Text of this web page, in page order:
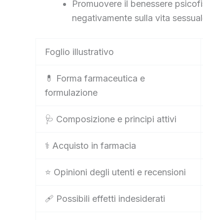
Promuovere il benessere
negativamente sulla vita
Foglio illustrativo
💊 Forma farmaceutica e
formulazione
🩺 Composizione e principi attivi
⚕️ Acquisto in farmacia
⭐ Opinioni degli utenti e recensioni
🩹 Possibili effetti indesiderati